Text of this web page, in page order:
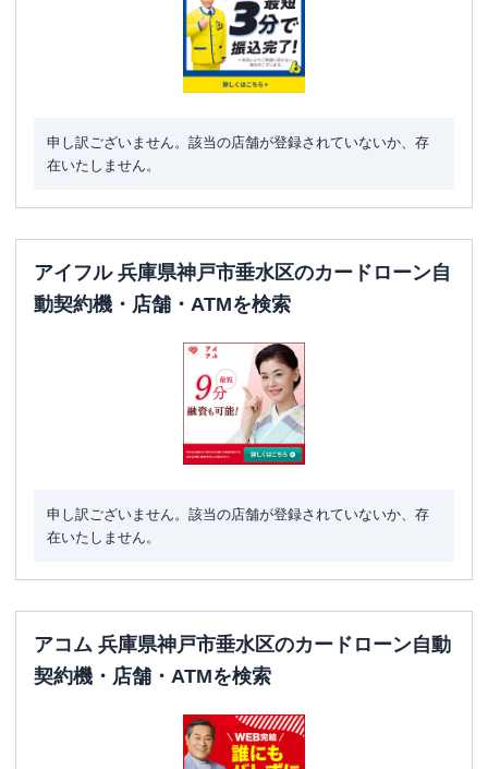
兵庫県神戸市垂水区天ノ下町7-15
申し訳ございません。該当の店舗が登録されていないか、存
在いたしません。
アイフル 兵庫県神戸市垂水区のカードローン自
動契約機・店舗・ATMを検索
申し訳ございません。該当の店舗が登録されていないか、存
在いたしません。
アコム 兵庫県神戸市垂水区のカードローン自動
契約機・店舗・ATMを検索